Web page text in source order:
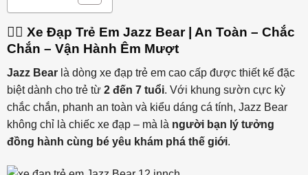
🚴‍♀️ Xe Đạp Trẻ Em Jazz Bear | An Toàn – Chắc
Chắn – Vận Hành Êm Mượt
Jazz Bear là dòng xe đạp trẻ em cao cấp được thiết kế đặc
biệt dành cho trẻ từ 2 đến 7 tuổi. Với khung sườn cực kỳ
chắc chắn, phanh an toàn và kiểu dáng cá tính, Jazz Bear
không chỉ là chiếc xe đạp – mà là người bạn lý tưởng
đồng hành cùng bé yêu khám phá thế giới.